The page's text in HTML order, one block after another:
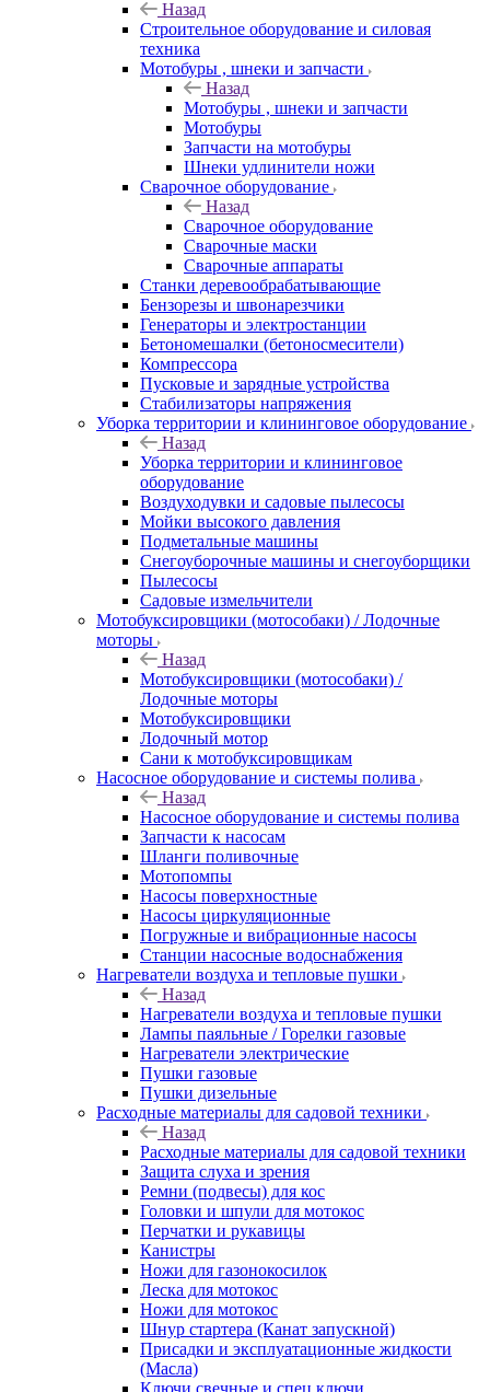
Назад
Строительное оборудование и силовая
техника
Мотобуры , шнеки и запчасти
Назад
Мотобуры , шнеки и запчасти
Мотобуры
Запчасти на мотобуры
Шнеки удлинители ножи
Сварочное оборудование
Назад
Сварочное оборудование
Сварочные маски
Сварочные аппараты
Станки деревообрабатывающие
Бензорезы и швонарезчики
Генераторы и электростанции
Бетономешалки (бетоносмесители)
Компрессора
Пусковые и зарядные устройства
Стабилизаторы напряжения
Уборка территории и клининговое оборудование
Назад
Уборка территории и клининговое
оборудование
Воздуходувки и садовые пылесосы
Мойки высокого давления
Подметальные машины
Снегоуборочные машины и снегоуборщики
Пылесосы
Садовые измельчители
Мотобуксировщики (мотособаки) / Лодочные
моторы
Назад
Мотобуксировщики (мотособаки) /
Лодочные моторы
Мотобуксировщики
Лодочный мотор
Сани к мотобуксировщикам
Насосное оборудование и системы полива
Назад
Насосное оборудование и системы полива
Запчасти к насосам
Шланги поливочные
Мотопомпы
Насосы поверхностные
Насосы циркуляционные
Погружные и вибрационные насосы
Станции насосные водоснабжения
Нагреватели воздуха и тепловые пушки
Назад
Нагреватели воздуха и тепловые пушки
Лампы паяльные / Горелки газовые
Нагреватели электрические
Пушки газовые
Пушки дизельные
Расходные материалы для садовой техники
Назад
Расходные материалы для садовой техники
Защита слуха и зрения
Ремни (подвесы) для кос
Головки и шпули для мотокос
Перчатки и рукавицы
Канистры
Ножи для газонокосилок
Леска для мотокос
Ножи для мотокос
Шнур стартера (Канат запускной)
Присадки и эксплуатационные жидкости
(Масла)
Ключи свечные и спец ключи